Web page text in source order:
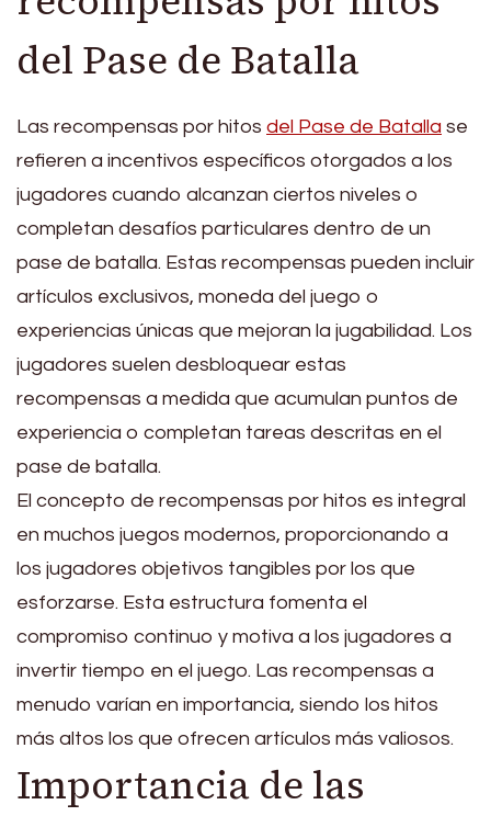
del Pase de Batalla
Las recompensas por hitos del Pase de Batalla se
refieren a incentivos específicos otorgados a los
jugadores cuando alcanzan ciertos niveles o
completan desafíos particulares dentro de un
pase de batalla. Estas recompensas pueden incluir
artículos exclusivos, moneda del juego o
experiencias únicas que mejoran la jugabilidad. Los
jugadores suelen desbloquear estas
recompensas a medida que acumulan puntos de
experiencia o completan tareas descritas en el
pase de batalla.
El concepto de recompensas por hitos es integral
en muchos juegos modernos, proporcionando a
los jugadores objetivos tangibles por los que
esforzarse. Esta estructura fomenta el
compromiso continuo y motiva a los jugadores a
invertir tiempo en el juego. Las recompensas a
menudo varían en importancia, siendo los hitos
más altos los que ofrecen artículos más valiosos.
Importancia de las